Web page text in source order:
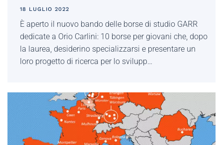
18 LUGLIO 2022
È aperto il nuovo bando delle borse di studio GARR
dedicate a Orio Carlini: 10 borse per giovani che, dopo
la laurea, desiderino specializzarsi e presentare un
loro progetto di ricerca per lo svilupp…